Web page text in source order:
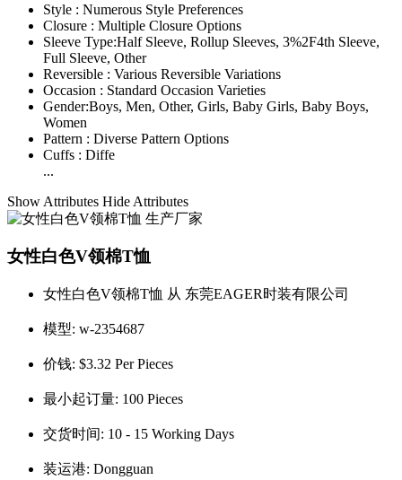
Style : Numerous Style Preferences
Closure : Multiple Closure Options
Sleeve Type:Half Sleeve, Rollup Sleeves, 3%2F4th Sleeve,
Full Sleeve, Other
Reversible : Various Reversible Variations
Occasion : Standard Occasion Varieties
Gender:Boys, Men, Other, Girls, Baby Girls, Baby Boys,
Women
Pattern : Diverse Pattern Options
Cuffs : Diffe
...
Show Attributes Hide Attributes
女性白色V领棉T恤
女性白色V领棉T恤 从 东莞EAGER时装有限公司
模型: w-2354687
价钱: $3.32 Per Pieces
最小起订量: 100 Pieces
交货时间: 10 - 15 Working Days
装运港: Dongguan